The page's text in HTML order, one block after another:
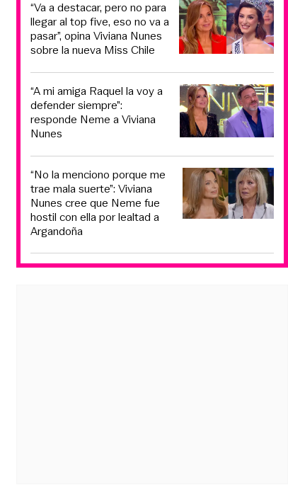
“Va a destacar, pero no para
llegar al top five, eso no va a
pasar”, opina Viviana Nunes
sobre la nueva Miss Chile
“A mi amiga Raquel la voy a
defender siempre”:
responde Neme a Viviana
Nunes
“No la menciono porque me
trae mala suerte”: Viviana
Nunes cree que Neme fue
hostil con ella por lealtad a
Argandoña